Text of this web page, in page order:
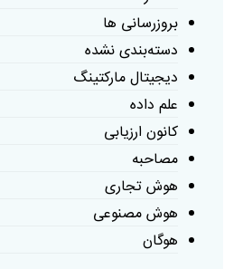
بروزرسانی ها
دسته‌بندی نشده
دیجیتال مارکتینگ
علم داده
کانون ارزیابی
مصاحبه
هوش تجاری
هوش مصنوعی
هوگان